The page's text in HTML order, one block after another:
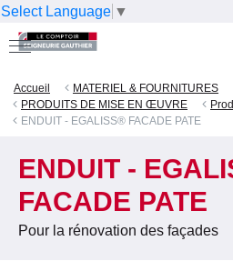
Select Language ▼
Accueil
MATERIEL & FOURNITURES
PRODUITS DE MISE EN ŒUVRE
ENDUIT - EGALISS® FACADE PATE
ENDUIT -
FACADE PATE
Pour la rénovation des façades